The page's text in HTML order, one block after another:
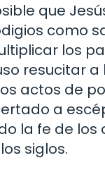
que
como
los
resucitar a
actos de
a
la fe de los
siglos.